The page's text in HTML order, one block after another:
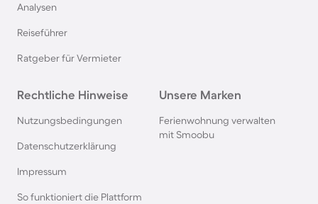
Angelurlaub in Mecklenburg-Vorpommern
Angelurlaub in Nordrhein-Westfalen
Analysen
Reiseführer
Ratgeber für Vermieter
Rechtliche Hinweise
Nutzungsbedingungen
Datenschutzerklärung
Impressum
So funktioniert die Plattform
Unsere Marken
Ferienwohnung verwalten
mit Smoobu